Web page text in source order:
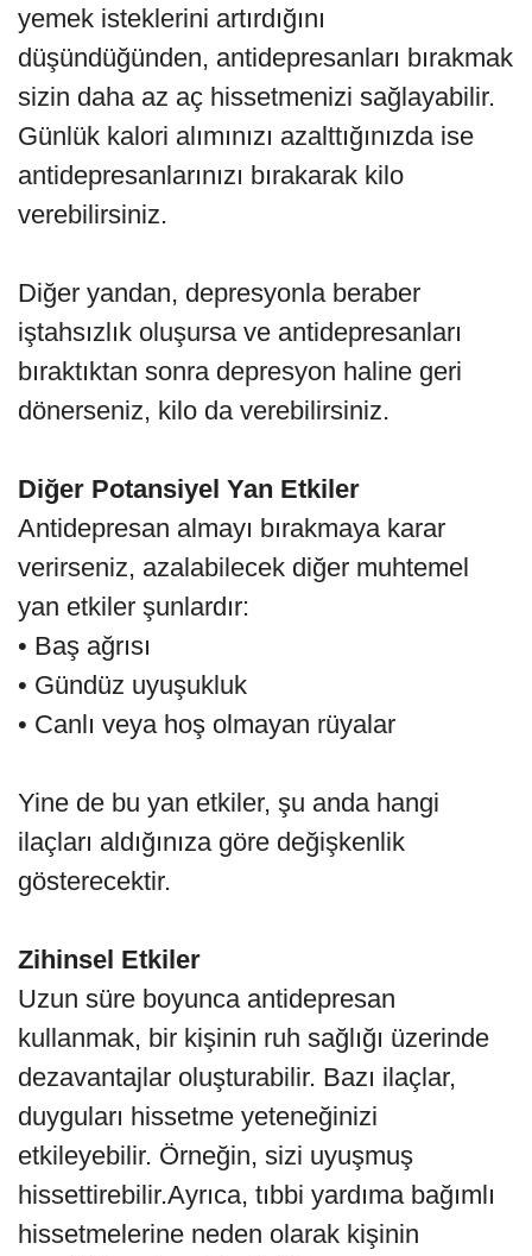
yemek isteklerini artırdığını
düşündüğünden, antidepresanları bırakmak
sizin daha az aç hissetmenizi sağlayabilir.
Günlük kalori alımınızı azalttığınızda ise
antidepresanlarınızı bırakarak kilo
verebilirsiniz.
Diğer yandan, depresyonla beraber
iştahsızlık oluşursa ve antidepresanları
bıraktıktan sonra depresyon haline geri
dönerseniz, kilo da verebilirsiniz.
Diğer Potansiyel Yan Etkiler
Antidepresan almayı bırakmaya karar
verirseniz, azalabilecek diğer muhtemel
yan etkiler şunlardır:
• Baş ağrısı
• Gündüz uyuşukluk
• Canlı veya hoş olmayan rüyalar
Yine de bu yan etkiler, şu anda hangi
ilaçları aldığınıza göre değişkenlik
gösterecektir.
Zihinsel Etkiler
Uzun süre boyunca antidepresan
kullanmak, bir kişinin ruh sağlığı üzerinde
dezavantajlar oluşturabilir. Bazı ilaçlar,
duyguları hissetme yeteneğinizi
etkileyebilir. Örneğin, sizi uyuşmuş
hissettirebilir.Ayrıca, tıbbi yardıma bağımlı
hissetmelerine neden olarak kişinin